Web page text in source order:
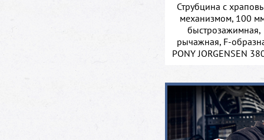
Струбцина с
механизмом, 100
быстрозажимная,
рычажная, F-
PONY JORGENSEN